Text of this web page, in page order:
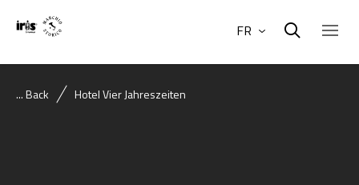
FR
... Back Hotel Vier Jahreszeiten